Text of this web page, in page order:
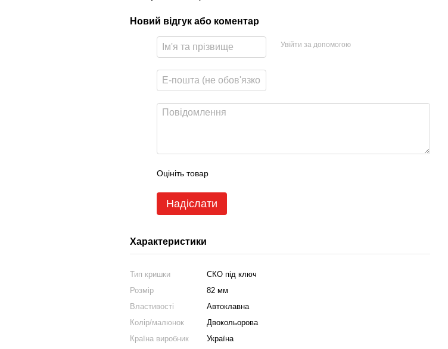
Новий відгук або коментар
Увійти за допомогою
Оцініть товар
Надіслати
Характеристики
Тип кришки
СКО під ключ
Розмір
82 мм
Властивості
Автоклавна
Колір/малюнок
Двокольорова
Країна виробник
Україна